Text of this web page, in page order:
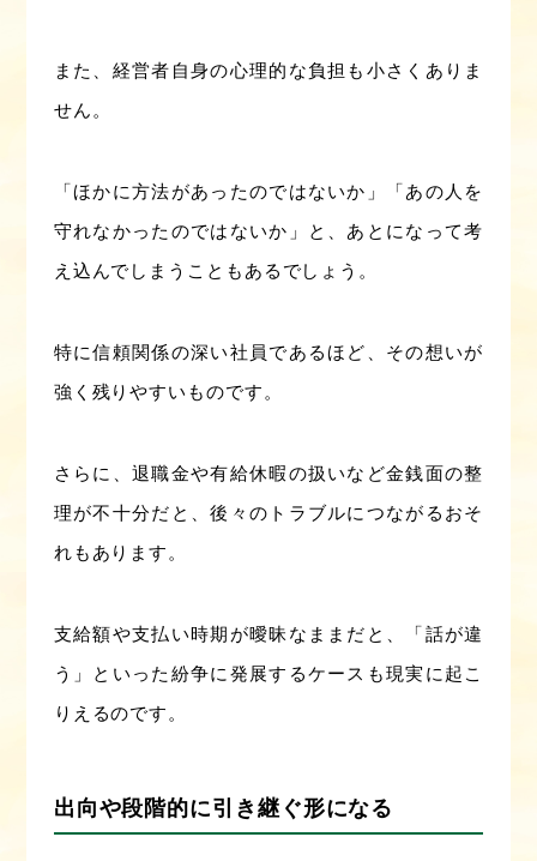
また、経営者自身の心理的な負担も小さくありま
せん。
「ほかに方法があったのではないか」「あの人を
守れなかったのではないか」と、あとになって考
え込んでしまうこともあるでしょう。
特に信頼関係の深い社員であるほど、その想いが
強く残りやすいものです。
さらに、退職金や有給休暇の扱いなど金銭面の整
理が不十分だと、後々のトラブルにつながるおそ
れもあります。
支給額や支払い時期が曖昧なままだと、「話が違
う」といった紛争に発展するケースも現実に起こ
りえるのです。
出向や段階的に引き継ぐ形になる